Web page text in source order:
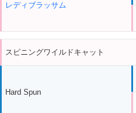
レディブラッサム
スピニングワイルドキャット
Hard Spun